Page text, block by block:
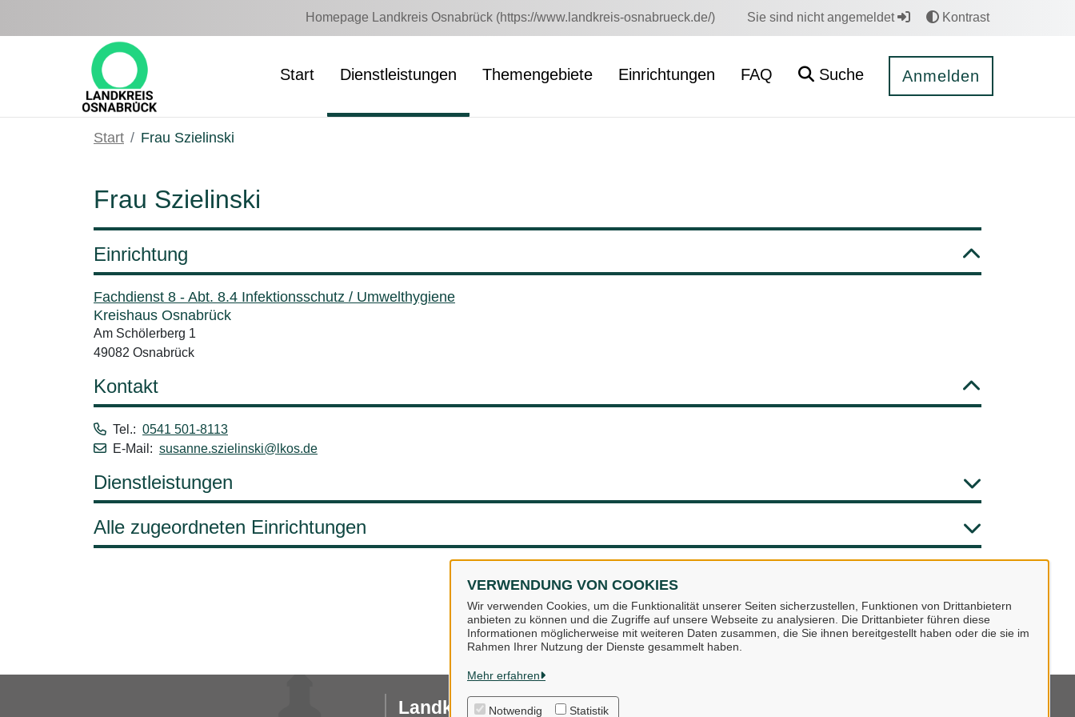
VERWENDUNG VON COOKIES
Wir verwenden Cookies, um die Funktionalität unserer Seiten sicherzustellen, Funktionen von Drittanbietern
anbieten zu können und die Zugriffe auf unsere Webseite zu analysieren. Die Drittanbieter führen diese
Informationen möglicherweise mit weiteren Daten zusammen, die Sie ihnen bereitgestellt haben oder die sie im
Rahmen Ihrer Nutzung der Dienste gesammelt haben.
Mehr erfahren
Notwendig Statistik
Homepage Landkreis Osnabrück (https://www.landkreis-osnabrueck.de/) Sie sind nicht angemeldet Kontrast
Start Dienstleistungen Themengebiete Einrichtungen FAQ Suche Anmelden
Start Frau Szielinski
Frau Szielinski
Einrichtung
Fachdienst 8 - Abt. 8.4 Infektionsschutz / Umwelthygiene
Kreishaus Osnabrück
Am Schölerberg 1
49082 Osnabrück
Kontakt
Tel.: 0541 501-8113
E-Mail: susanne.szielinski@lkos.de
Dienstleistungen
Alle zugeordneten Einrichtungen
Landkreis Osnabrück